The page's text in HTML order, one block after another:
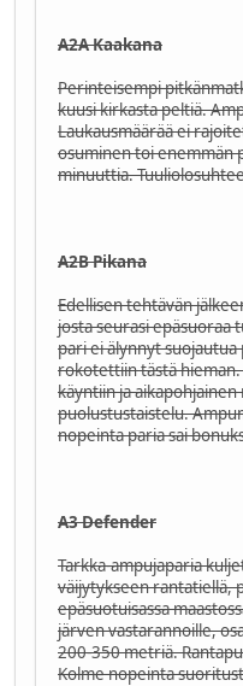
A2A Kaakana
Perinteisempi
kuusi kirkasta peltiä.
Laukausmäärää ei
osuminen toi enemmän
minuuttia.
A2B Pikana
Edellisen tehtävän
josta seurasi epäsuoraa
pari ei älynnyt
rokotettiin tästä
käyntiin ja
puolustustaistelu.
nopeinta paria sai
A3 Defender
Tarkka-ampujaparia
väijytykseen rantatiellä,
epäsuotuisassa
järven vastarannoille,
200-350 metriä.
Kolme nopeinta